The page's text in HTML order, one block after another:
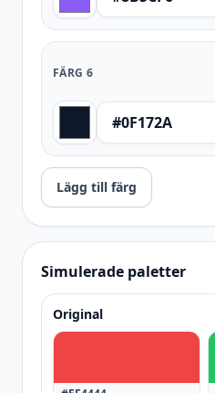
FÄRG 6
Lägg till färg
Simulerade paletter
Original